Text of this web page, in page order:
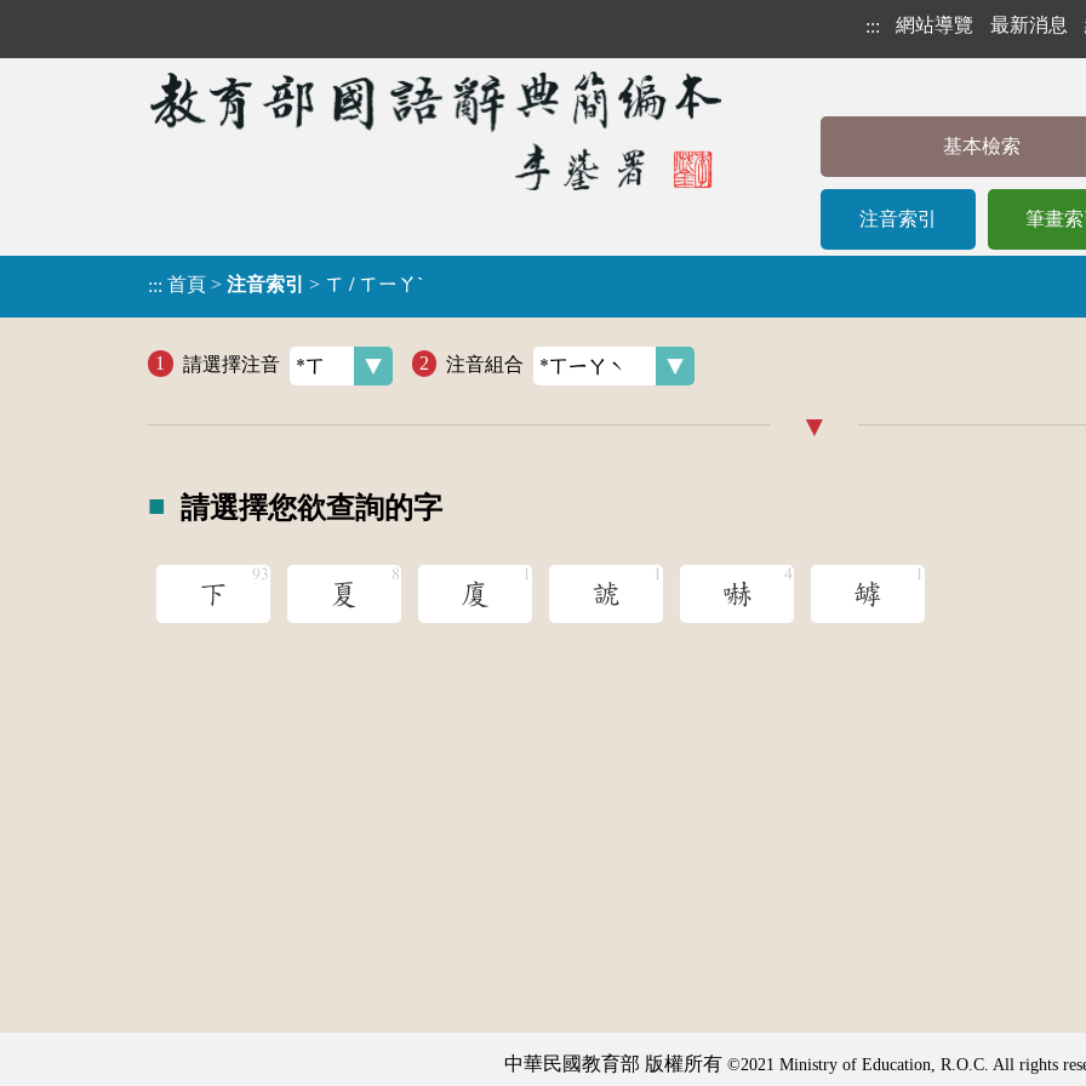
::: 網站導覽 最新消息
基本檢索
注音索引 筆畫索
::: 首頁 > 注音索引 > ㄒ / ㄒㄧㄚˋ
請選擇注音 注音組合
請選擇您欲查詢的字
下 夏 廈 諕 嚇 罅
中華民國教育部 版權所有 ©2021 Ministry of Education, R.O.C. All rights